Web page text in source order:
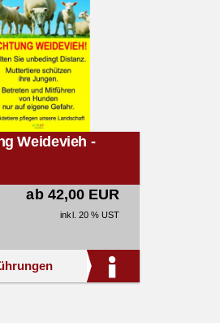
Weidevieh -
ab 42,00 EUR
inkl. 20 % UST